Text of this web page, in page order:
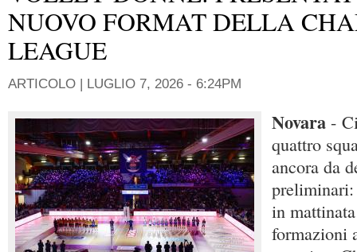
NUOVO FORMAT DELLA
LEAGUE
ARTICOLO | LUGLIO 7, 2026 - 6:24PM
Novara -
quattro
ancora da
in
formazioni